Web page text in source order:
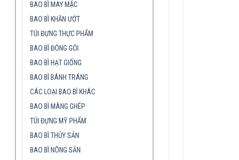
BAO BÌ MAY MẶC
BAO BÌ KHĂN ƯỚT
TÚI ĐỰNG THỰC PHẨM
BAO BÌ ĐÓNG GÓI
BAO BÌ HẠT GIỐNG
BAO BÌ BÁNH TRÁNG
CÁC LOẠI BAO BÌ KHÁC
BAO BÌ MÀNG GHÉP
TÚI ĐỰNG MỸ PHẨM
BAO BÌ THỦY SẢN
BAO BÌ NÔNG SẢN